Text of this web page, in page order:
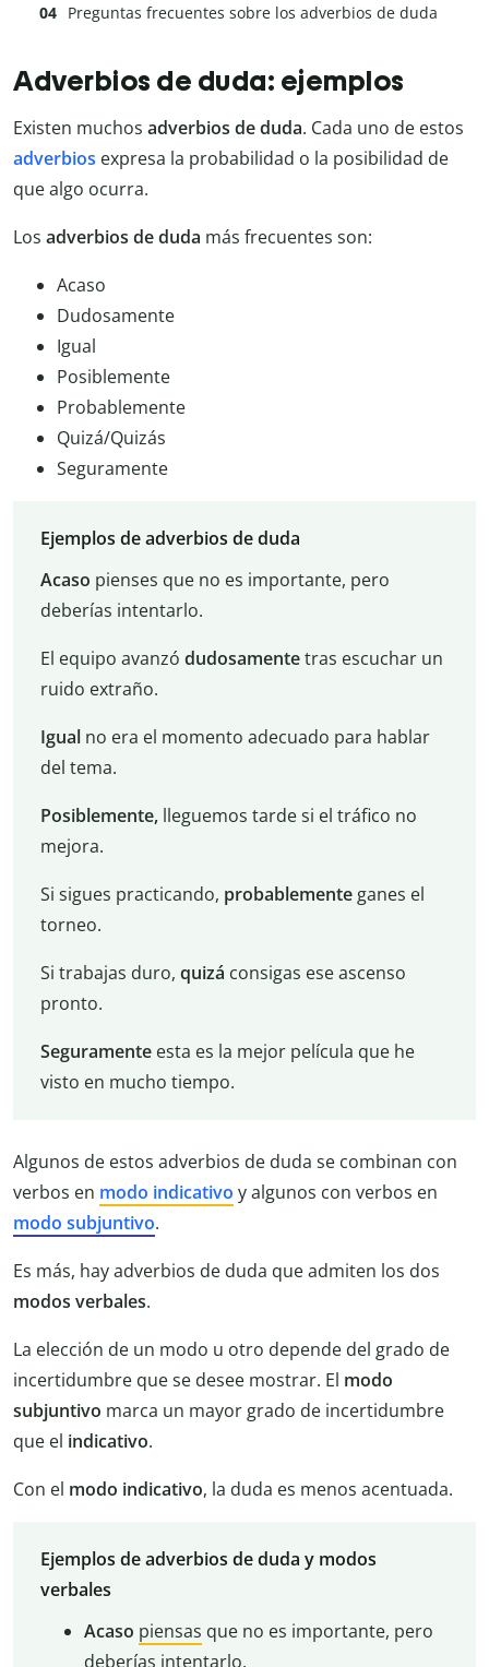
Preguntas frecuentes sobre los adverbios de duda
Adverbios de duda: ejemplos
Existen muchos adverbios de duda. Cada uno de estos
adverbios expresa la probabilidad o la posibilidad de
que algo ocurra.
Los adverbios de duda más frecuentes son:
Acaso
Dudosamente
Igual
Posiblemente
Probablemente
Quizá/Quizás
Seguramente
Ejemplos de adverbios de duda
Acaso pienses que no es importante, pero
deberías intentarlo.
El equipo avanzó dudosamentetras escuchar un
ruido extraño.
Igualno era el momento adecuado para hablar
del tema.
Posiblemente,lleguemos tarde si el tráfico no
mejora.
Si sigues practicando, probablementeganes el
torneo.
Si trabajas duro, quizá consigas ese ascenso
pronto.
Seguramenteesta es la mejor película que he
visto en mucho tiempo.
Algunos de estos adverbios de duda se combinan con
verbos en modo indicativo y algunos con verbos en
modo subjuntivo.
Es más, hay adverbios de duda que admiten los dos
modos verbales.
La elección de un modo u otro depende del grado de
incertidumbre que se desee mostrar. El modo
subjuntivo marca un mayor grado de incertidumbre
que el indicativo.
Con el modo indicativo, la duda es menos acentuada.
Ejemplos de adverbios de duda y modos
verbales
Acaso piensas que no es importante, pero
deberías intentarlo.